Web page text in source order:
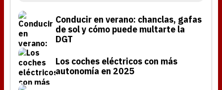
Conducir en verano: chanclas, gafas
de sol y cómo puede multarte la
DGT
Los coches eléctricos con más
autonomía en 2025